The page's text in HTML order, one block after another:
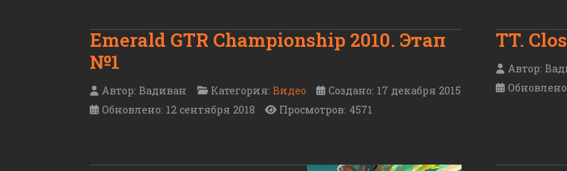
Emerald GTR Championship 2010. Этап
№1
Автор: Вадиван Категория: Видео
Создано: 17 декабря 2015
Обновлено: 12 сентября 2018
Просмотров: 4571
TT.
Автор: